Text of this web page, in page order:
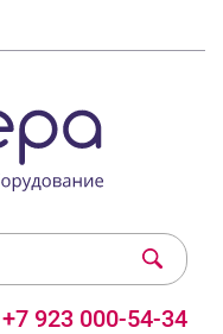
+7 923 000-54-34